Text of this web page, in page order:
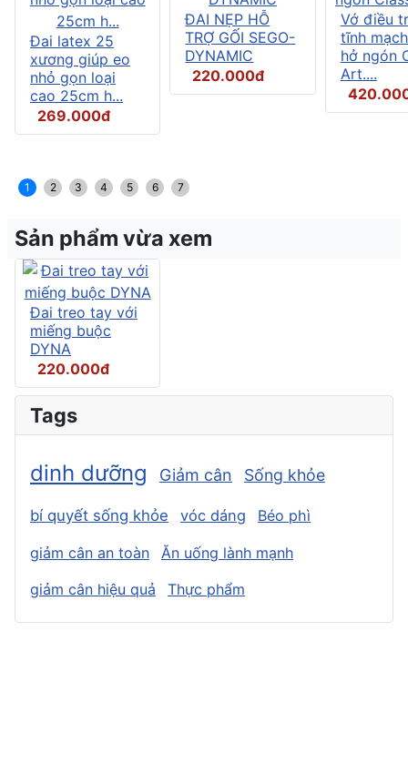
Đai latex 25
xương giúp eo
nhỏ gọn loại
cao 25cm h...
269.000đ
ĐAI NẸP HỖ
TRỢ GỐI SEGO-
DYNAMIC
220.000đ
Vớ điều
tĩnh
hở ngón
Art....
1 2 3 4 5 6 7
Sản phẩm vừa xem
Đai treo tay với
miếng buộc
DYNA
220.000đ
Tags
dinh dưỡng Giảm cân Sống khỏe
bí quyết sống khỏe vóc dáng Béo phì
giảm cân an toàn
Ăn uống lành mạnh
giảm cân hiệu quả
Thực phẩm